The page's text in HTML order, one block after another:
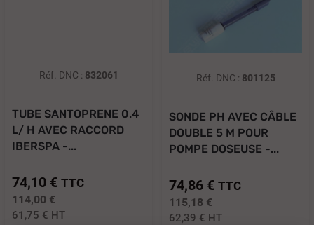
Réf. DNC : 832061
TUBE SANTOPRENE 0.4
L/ H AVEC RACCORD
IBERSPA -...
74,10 € TTC
114,00 €
61,75 € HT
Réf. DNC : 801125
SONDE PH AVEC CÂBLE
DOUBLE 5 M POUR
POMPE DOSEUSE -...
74,86 € TTC
115,18 €
62,39 € HT